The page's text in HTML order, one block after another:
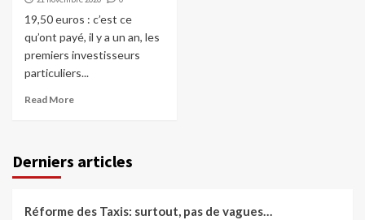
19,50 euros : c’est ce
qu’ont payé, il y a un an, les
premiers investisseurs
particuliers...
Read More
Derniers articles
Réforme des Taxis: surtout, pas de vagues…